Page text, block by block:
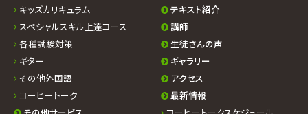
キッズカリキュラム
スペシャルスキル上達コース
各種試験対策
ギター
その他外国語
コーヒートーク
テキスト紹介
講師
生徒さんの声
ギャラリー
アクセス
最新情報